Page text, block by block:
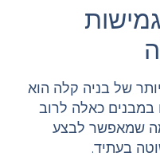
של בניה קלה הוא
במבנים כאלה לרוב
מה שמאפשר לבצע
בעתיד.